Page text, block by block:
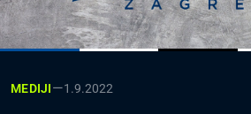
MEDIJI—1.9.2022